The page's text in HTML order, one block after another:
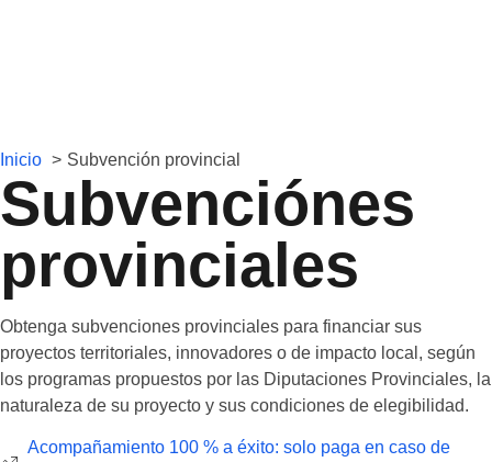
Inicio Subvención provincial
Subvenciónes
provinciales
Obtenga subvenciones provinciales para financiar sus
proyectos territoriales, innovadores o de impacto local, según
los programas propuestos por las Diputaciones Provinciales, la
naturaleza de su proyecto y sus condiciones de elegibilidad.
Acompañamiento 100 % a éxito: solo paga en caso de